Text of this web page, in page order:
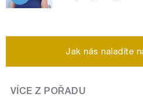
Jak nás naladíte
VÍCE Z POŘADU